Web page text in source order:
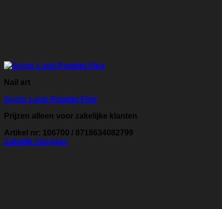
Nail art
Sugar Look Powder Fine
Prijzen alleen voor zakelijke klanten
Artikel nr: 106700 / 8718634082799
Zakelijk inloggen